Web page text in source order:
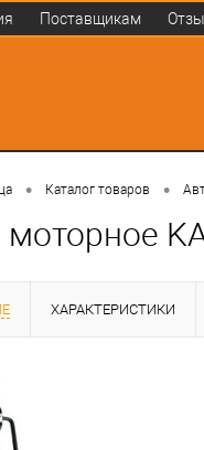
Поставщикам
• Каталог товаров •
ХАРАКТЕРИСТИКИ